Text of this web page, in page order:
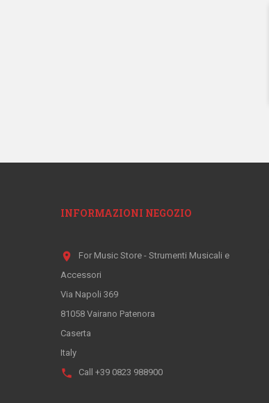
INFORMAZIONI NEGOZIO
location_on
For Music Store - Strumenti Musicali e
Accessori
Via Napoli 369
81058 Vairano Patenora
Caserta
Italy
phone Call +39 0823 988900